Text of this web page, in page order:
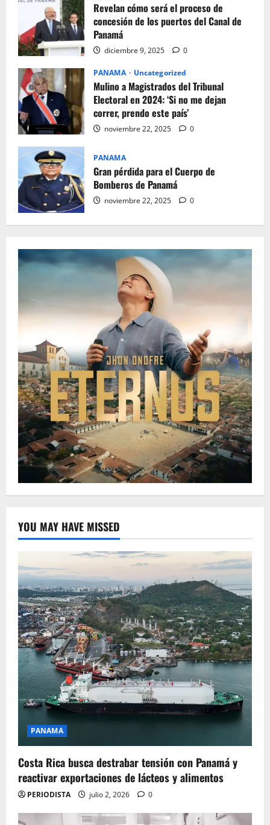
Revelan cómo será el proceso de
concesión de los puertos del Canal de
Panamá
diciembre 9, 2025 0
PANAMA Uncategorized
Mulino a Magistrados del Tribunal
Electoral en 2024: ‘Si no me dejan
correr, prendo este país’
noviembre 22, 2025 0
PANAMA
Gran pérdida para el Cuerpo de
Bomberos de Panamá
noviembre 22, 2025 0
YOU MAY HAVE MISSED
PANAMA
Costa Rica busca destrabar tensión con Panamá y
reactivar exportaciones de lácteos y alimentos
PERIODISTA julio 2, 2026 0